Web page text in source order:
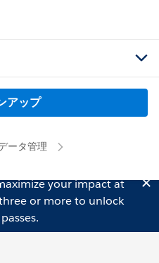
アップ
ータ管理
your impact at
or more to unlock